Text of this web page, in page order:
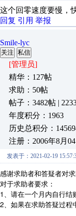
这个回零速度要慢，
回复 引用 举报
Smile-lyc
关注 私信
[管理员]
精华：127帖
求助：50帖
帖子：3482帖 |
年度积分：1963
历史总积分：
注册：2006年8月04
发表于：2021-02-19
感谢求助者和答疑者对
对于求助者要求：
1、请在一个月内自行
2、如果在求助答疑过程